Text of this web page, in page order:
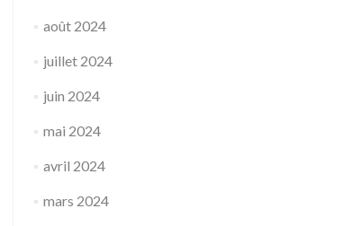
août 2024
juillet 2024
juin 2024
mai 2024
avril 2024
mars 2024